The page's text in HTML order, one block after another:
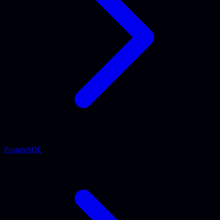
PostgreSQL